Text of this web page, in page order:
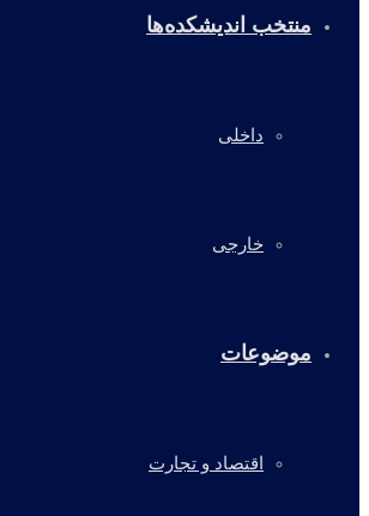
منتخب اندیشکده‌ها
داخلی
خارجی
موضوعات
اقتصاد و تجارت